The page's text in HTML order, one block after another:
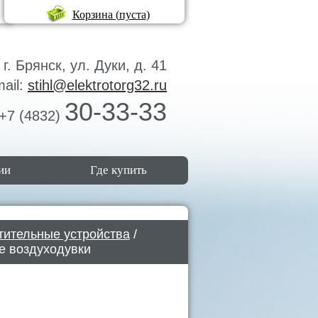
Корзина (пуста)
г. Брянск, ул. Дуки, д. 41
stihl@elektrotorg32.ru
(4832) 30-33-33
Где купить
устройства /